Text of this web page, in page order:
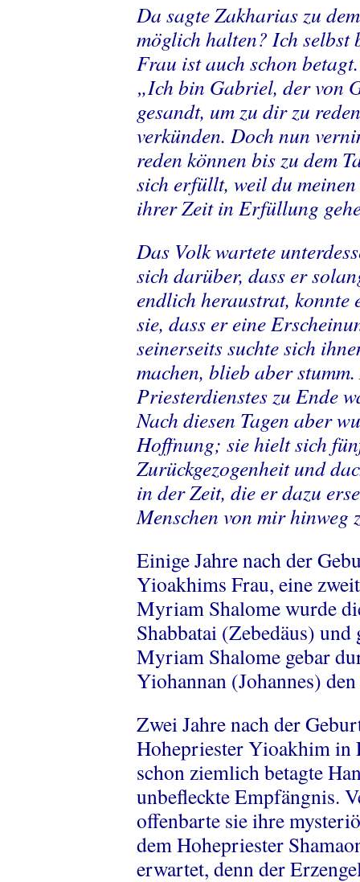
Da sagte Zakharias zu
möglich halten? Ich
Frau ist auch schon
„Ich bin Gabriel, der von
gesandt, um zu dir zu
verkünden. Doch nun
reden können bis zu dem
sich erfüllt, weil du
ihrer Zeit in Erfüllung
Das Volk wartete
sich darüber, dass er
endlich heraustrat, konnte
sie, dass er eine
seinerseits suchte sich
machen, blieb aber
Priesterdienstes zu Ende
Nach diesen Tagen aber
Hoffnung; sie hielt sich
Zurückgezogenheit und
in der Zeit, die er dazu
Menschen von mir
Einige Jahre nach der
Yioakhims Frau, eine
Myriam Shalome wurde
Shabbatai (Zebedäus)
Myriam Shalome gebar
Yiohannan (Johannes)
Zwei Jahre nach der
Hohepriester Yioakhim in
schon ziemlich betagte
unbefleckte Empfängnis.
offenbarte sie ihre
dem Hohepriester
erwartet, denn der